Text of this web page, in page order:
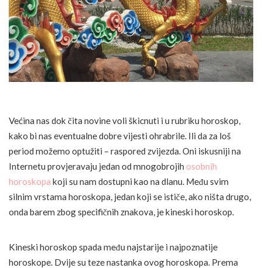
Većina nas dok čita novine voli škicnuti i u rubriku horoskop,
kako bi nas eventualne dobre vijesti ohrabrile. Ili da za loš
period možemo optužiti – raspored zvijezda. Oni iskusniji na
Internetu provjeravaju jedan od mnogobrojih osobnih
horoskopa koji su nam dostupni kao na dlanu. Među svim
silnim vrstama horoskopa, jedan koji se ističe, ako ništa drugo,
onda barem zbog specifičnih znakova, je kineski horoskop.
Kineski horoskop spada među najstarije i najpoznatije
horoskope. Dvije su teze nastanka ovog horoskopa. Prema